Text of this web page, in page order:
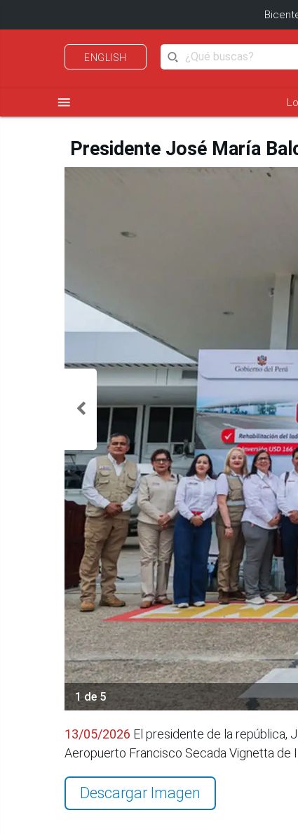
ENGLISH
menu
Presidente José María
1 de 5
13/05/2026 El presidente de la república,
Aeropuerto Francisco Secada Vignetta de
Descargar Imagen